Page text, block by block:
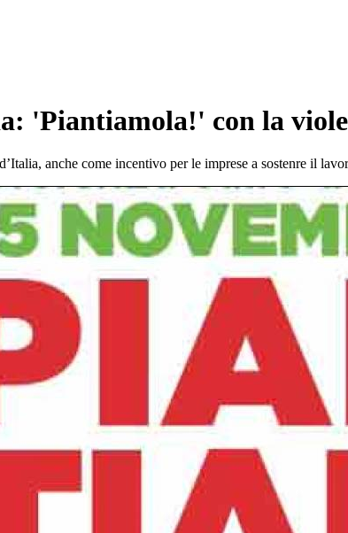
'Piantiamola!' con la
anche come incentivo per le imprese a sostenre il